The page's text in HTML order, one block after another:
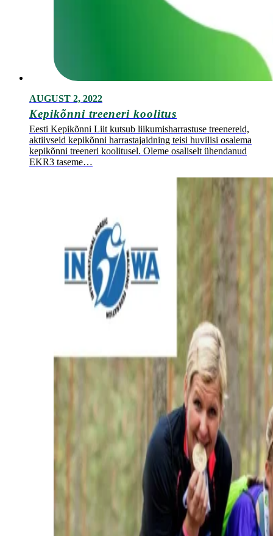
AUGUST 2, 2022
Kepikõnni treeneri koolitus
Eesti Kepikõnni Liit kutsub liikumisharrastuse treenereid,
aktiivseid kepikõnni harrastajaidning teisi huvilisi osalema
kepikõnni treeneri koolitusel. Oleme osaliselt ühendanud
EKR3 taseme…